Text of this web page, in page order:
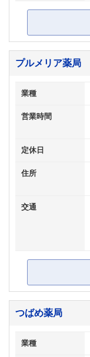
プルメリア薬局
業種
営業時間
定休日
住所
交通
つばめ薬局
業種